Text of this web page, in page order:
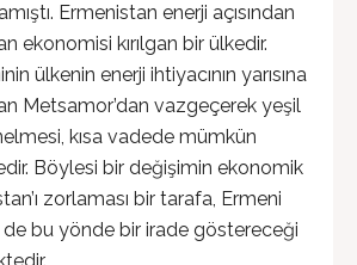
Ermenistan enerji açısından
ekonomisi kırılgan bir ülkedir.
ülkenin enerji ihtiyacının yarısına
Metsamor’dan vazgeçerek yeşil
kısa vadede mümkün
Böylesi bir değişimin ekonomik
zorlaması bir tarafa, Ermeni
de bu yönde bir irade göstereceği